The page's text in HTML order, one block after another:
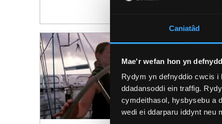
Caniatâd
Mae'r wefan hon yn
Rydym yn defnyddio cwcis
ddadansoddi ein traffig.
cymdeithasol, hysbysebu a
wedi ei ddarparu iddynt neu